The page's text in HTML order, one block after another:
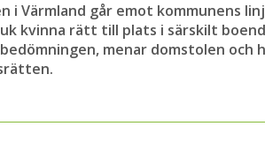
i Värmland går emot kommunens
kvinna rätt till plats i särskilt
menar domstolen och